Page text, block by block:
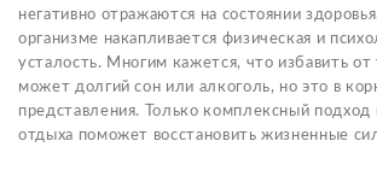
негативно отражаются на состоянии
организме накапливается физическая и
усталость. Многим кажется, что избавить от
может долгий сон или алкоголь, но это в
представления. Только комплексный подход
отдыха поможет восстановить жизненные